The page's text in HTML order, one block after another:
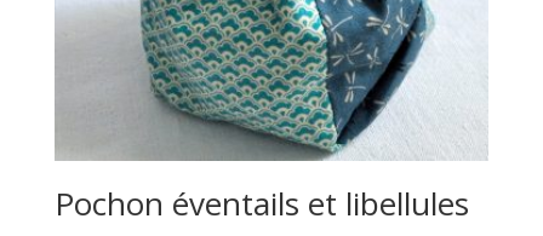
Pochon éventails et libellules